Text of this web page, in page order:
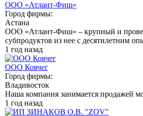
ООО «Атлант-Фиш»
Город фирмы:
Астана
ООО «Атлант-Фиш» – крупный и
субпродуктов из нее с десятилетним
1 год назад
ООО Ковчег
Город фирмы:
Владивосток
Наша компания занимается продажей
1 год назад